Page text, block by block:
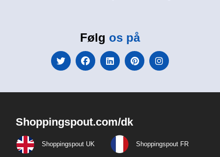
Følg os på
Shoppingspout.com/dk
Shoppingspout UK Shoppingspout FR